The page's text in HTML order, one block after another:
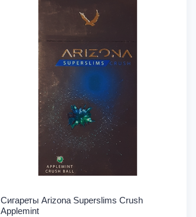
Сигареты Arizona Superslims Crush
Applemint